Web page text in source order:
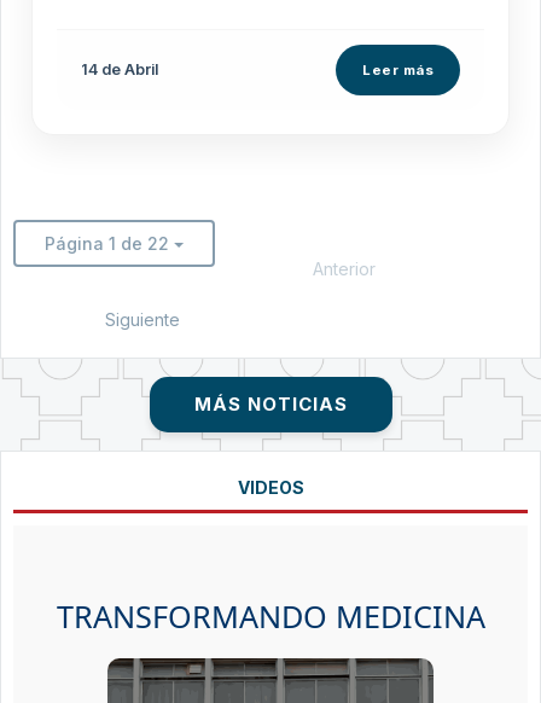
14 de Abril Leer más
Página 1 de 22
Anterior
Siguiente
MÁS NOTICIAS
VIDEOS
TRANSFORMANDO MEDICINA